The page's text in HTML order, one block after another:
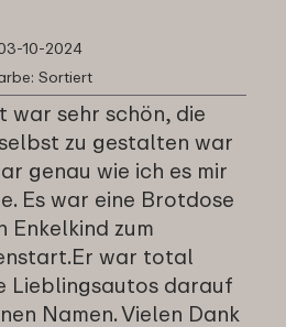
10-2024
Sortiert
war sehr schön, die
zu gestalten war
genau wie ich es mir
Es war eine Brotdose
Enkelkind zum
war total
Lieblingsautos darauf
Namen. Vielen Dank